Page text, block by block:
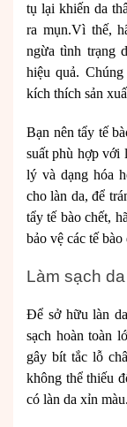
tụ lại khiến da
ra mụn.Vì thế,
ngừa tình trạng
hiệu quả.
kích thích sản
Bạn nên tẩy tế
suất phù hợp với
lý và dạng hóa
cho làn da, để
tẩy tế bào chết,
bảo vệ các tế
Làm sạch da
Để sở hữu làn
sạch hoàn toàn
gây bít tắc lỗ
không thể thiếu
có làn da xỉn màu.